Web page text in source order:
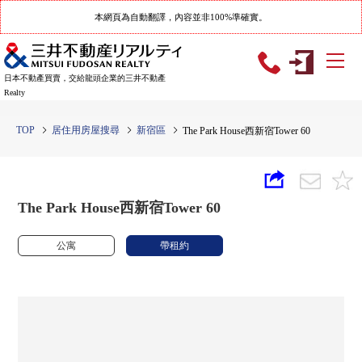
本網頁為自動翻譯，內容並非100%準確實。
日本不動產買賣，交給龍頭企業的三井不動產
Realty
TOP 居住用房屋搜尋 新宿區 The Park House西新宿Tower 60
The Park House西新宿Tower 60
公寓 帶租約